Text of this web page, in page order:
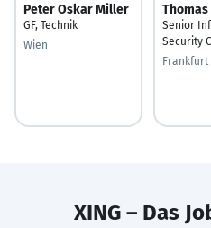
Peter Oskar Miller
GF, Technik
Wien
Thomas
Senior
Security
Frankfurt
XING – Das